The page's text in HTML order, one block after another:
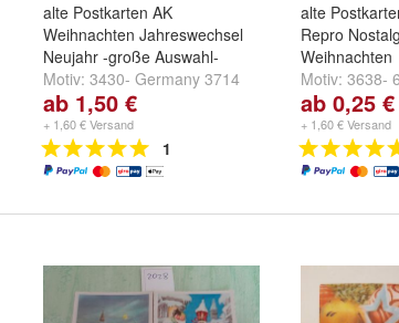
alte Postkarten AK
Weihnachten Jahreswechsel
Neujahr -große Auswahl-
Motiv: 3430- Germany 3714
Weihnachtsmarkt
Western Germany E-376
+
ab 1,50 €
+ 1,60 € Versand
1
alte
Repro
Weihnachten
Motiv: 3638-
5er Set ,
weitere ...
ab 0,25 €
+ 1,60 € Versand